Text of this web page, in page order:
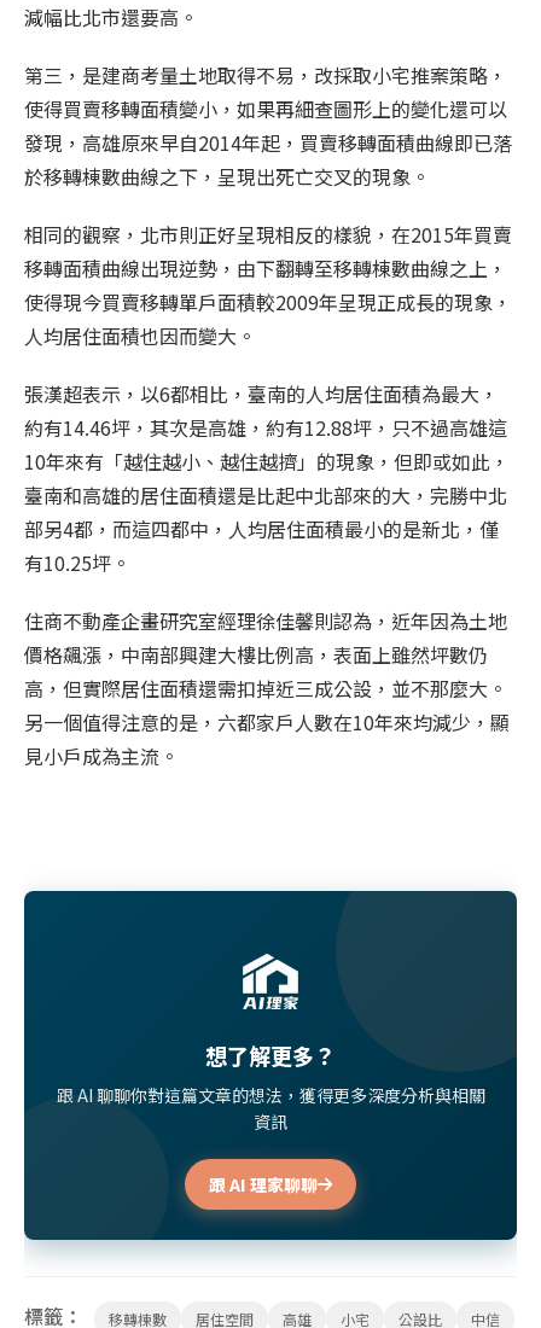
減幅比北市還要高。
第三，是建商考量土地取得不易，改採取小宅推案策略，
使得買賣移轉面積變小，如果再細查圖形上的變化還可以
發現，高雄原來早自2014年起，買賣移轉面積曲線即已落
於移轉棟數曲線之下，呈現出死亡交叉的現象。
相同的觀察，北市則正好呈現相反的樣貌，在2015年買賣
移轉面積曲線出現逆勢，由下翻轉至移轉棟數曲線之上，
使得現今買賣移轉單戶面積較2009年呈現正成長的現象，
人均居住面積也因而變大。
張漢超表示，以6都相比，臺南的人均居住面積為最大，
約有14.46坪，其次是高雄，約有12.88坪，只不過高雄這
10年來有「越住越小、越住越擠」的現象，但即或如此，
臺南和高雄的居住面積還是比起中北部來的大，完勝中北
部另4都，而這四都中，人均居住面積最小的是新北，僅
有10.25坪。
住商不動產企畫研究室經理徐佳馨則認為，近年因為土地
價格飆漲，中南部興建大樓比例高，表面上雖然坪數仍
高，但實際居住面積還需扣掉近三成公設，並不那麼大。
另一個值得注意的是，六都家戶人數在10年來均減少，顯
見小戶成為主流。
想了解更多？
跟 AI 聊聊你對這篇文章的想法，獲得更多深度分析與相關
資訊
跟 AI 理家聊聊
標籤： 移轉棟數 居住空間 高雄 小宅 公設比 中信